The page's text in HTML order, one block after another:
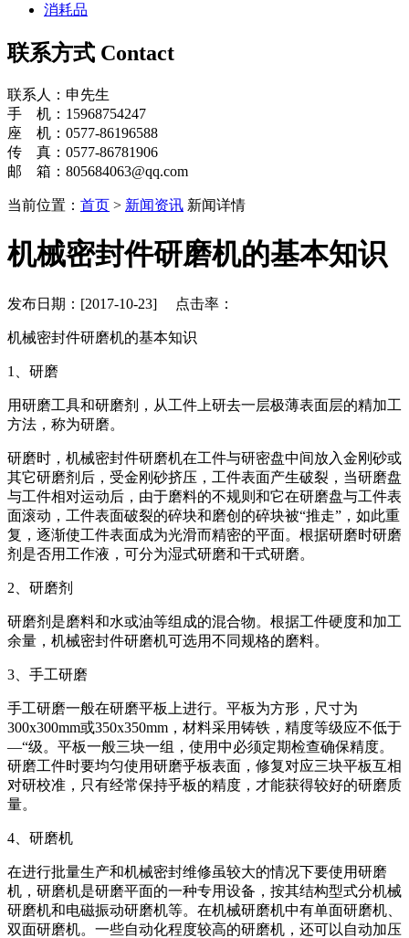
消耗品
联系方式 Contact
联系人：申先生
手 机：15968754247
座 机：0577-86196588
传 真：0577-86781906
邮 箱：805684063@qq.com
当前位置： 首页 > 新闻资讯 新闻详情
机械密封件研磨机的基本知识
发布日期：[2017-10-23] 点击率：
机械密封件研磨机的基本知识
1、研磨
用研磨工具和研磨剂，从工件上研去一层极薄表面层的精加工
方法，称为研磨。
研磨时，机械密封件研磨机在工件与研密盘中间放入金刚砂或
其它研磨剂后，受金刚砂挤压，工件表面产生破裂，当研磨盘
与工件相对运动后，由于磨料的不规则和它在研磨盘与工件表
面滚动，工件表面破裂的碎块和磨创的碎块被“推走”，如此重
复，逐渐使工件表面成为光滑而精密的平面。根据研磨时研磨
剂是否用工作液，可分为湿式研磨和干式研磨。
2、研磨剂
研磨剂是磨料和水或油等组成的混合物。根据工件硬度和加工
余量，机械密封件研磨机可选用不同规格的磨料。
3、手工研磨
手工研磨一般在研磨平板上进行。平板为方形，尺寸为
300x300mm或350x350mm，材料采用铸铁，精度等级应不低于
—“级。平板一般三块一组，使用中必须定期检查确保精度。
研磨工件时要均匀使用研磨乎板表面，修复对应三块平板互相
对研校准，只有经常保持乎板的精度，才能获得较好的研磨质
量。
4、研磨机
在进行批量生产和机械密封维修虽较大的情况下要使用研磨
机，研磨机是研磨平面的一种专用设备，按其结构型式分机械
研磨机和电磁振动研磨机等。在机械研磨机中有单面研磨机、
双面研磨机。一些自动化程度较高的研磨机，还可以自动加压